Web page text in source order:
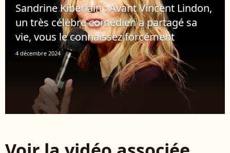
Sandrine Kiberlain : Avant Vincent Lindon,
un très célèbre comédien a partagé sa
vie, vous le connaissez forcément
4 décembre 2024